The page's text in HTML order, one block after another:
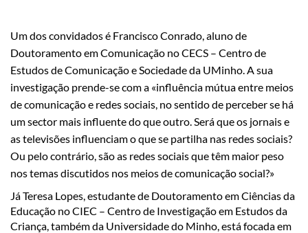
Um dos convidados​ é Francisco Conrado, aluno de
Doutoramento em Comunicação no CECS – Centro de
Estudos de Comunicação e Sociedade da UMinho. A sua
investigação prende-se com a «influência mútua entre meios
de comunicação e redes sociais, no sentido de perceber se há
um sector mais influente do que outro. Será que os jornais e
as televisões influenciam o que se partilha nas redes sociais?
Ou pelo contrário, são as redes sociais que têm maior peso
nos temas discutidos nos meios de comunicação social?»
Já Teresa Lopes, estudante de Doutoramento em Ciências da
Educação no CIEC – Centro de Investigação em Estudos da
Criança, também da Universidade do Minho, está focada em